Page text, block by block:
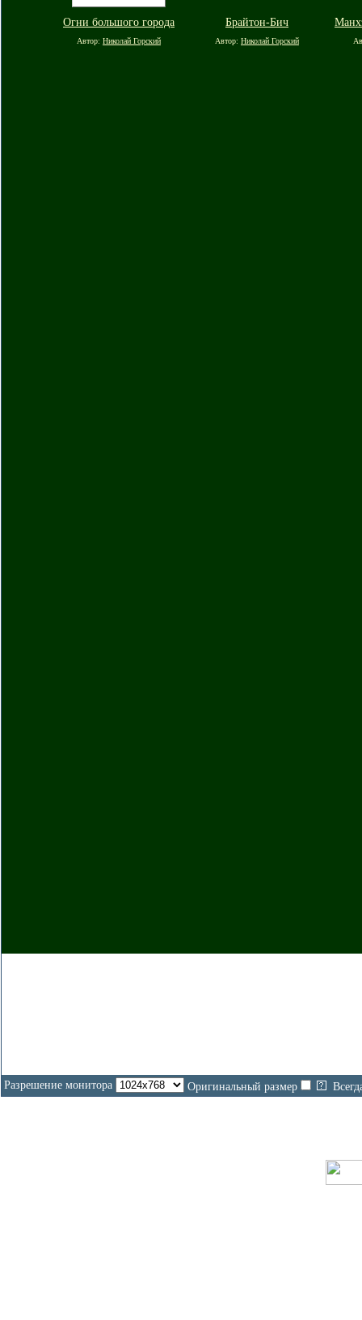
Огни большого города Брайтон-Бич
Автор: Николай Горский Автор: Николай Горский
Разрешение монитора Оригинальный размер